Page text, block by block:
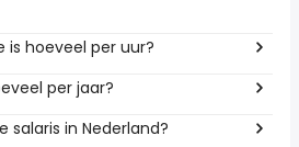
is hoeveel per uur?
per jaar?
salaris in Nederland?